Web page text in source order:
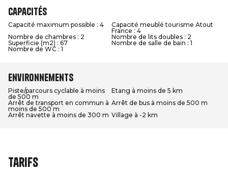
Capacités
Capacité maximum possible : 4
Capacité meublé tourisme Atout
France : 4
Nombre de chambres : 2
Nombre de lits doubles : 2
Superficie (m2) : 67
Nombre de salle de bain : 1
Nombre de WC : 1
Environnements
Piste/parcours cyclable à moins
de 500 m
Etang à moins de 5 km
Arrêt de transport en commun à
moins de 500 m
Arrêt de bus à moins de 500 m
Arrêt navette à moins de 300 m Village à -2 km
Tarifs